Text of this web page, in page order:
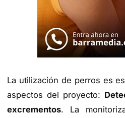
La utilización de perros es
aspectos del proyecto:
excrementos. La